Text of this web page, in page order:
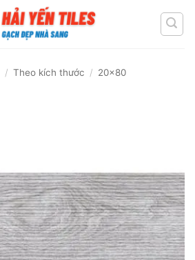
/ Theo kích thước / 20x80